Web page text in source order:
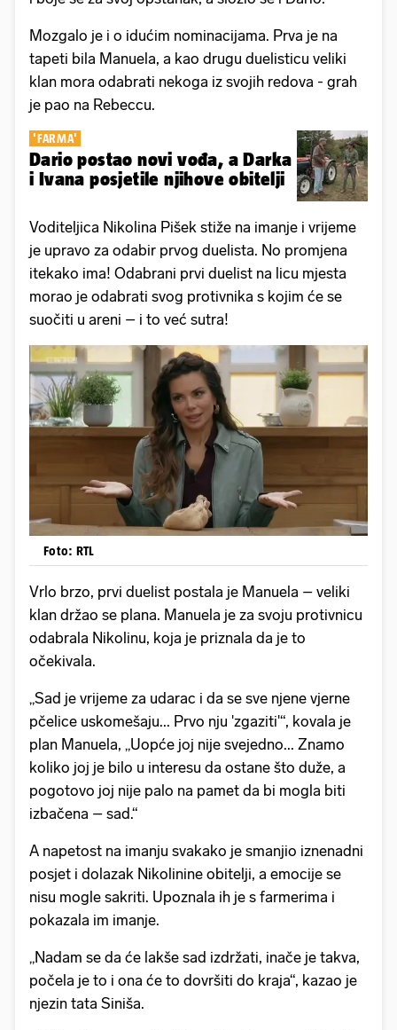
Mozgalo je i o idućim nominacijama. Prva je na
tapeti bila Manuela, a kao drugu duelisticu veliki
klan mora odabrati nekoga iz svojih redova - grah
je pao na Rebeccu.
'FARMA'
Dario postao novi vođa, a Darka
i Ivana posjetile njihove obitelji
Voditeljica Nikolina Pišek stiže na imanje i vrijeme
je upravo za odabir prvog duelista. No promjena
itekako ima! Odabrani prvi duelist na licu mjesta
morao je odabrati svog protivnika s kojim će se
suočiti u areni – i to već sutra!
Foto: RTL
Vrlo brzo, prvi duelist postala je Manuela – veliki
klan držao se plana. Manuela je za svoju protivnicu
odabrala Nikolinu, koja je priznala da je to
očekivala.
„Sad je vrijeme za udarac i da se sve njene vjerne
pčelice uskomešaju... Prvo nju 'zgaziti'“, kovala je
plan Manuela, „Uopće joj nije svejedno... Znamo
koliko joj je bilo u interesu da ostane što duže, a
pogotovo joj nije palo na pamet da bi mogla biti
izbačena – sad.“
A napetost na imanju svakako je smanjio iznenadni
posjet i dolazak Nikolinine obitelji, a emocije se
nisu mogle sakriti. Upoznala ih je s farmerima i
pokazala im imanje.
„Nadam se da će lakše sad izdržati, inače je takva,
počela je to i ona će to dovršiti do kraja“, kazao je
njezin tata Siniša.